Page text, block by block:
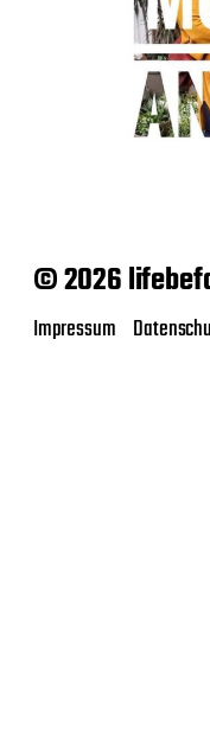
© 2026
Impressum